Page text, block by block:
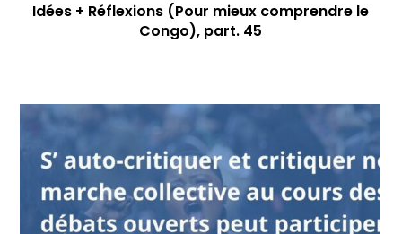
Idées + Réflexions (Pour mieux comprendre le
Congo), part. 45